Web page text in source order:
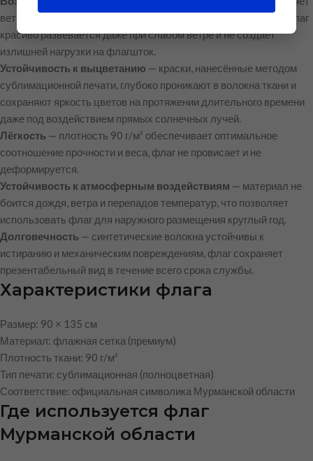
ветру свободно проходить сквозь полотно, благодаря чему флаг
красиво развевается даже при слабом ветре и не создаёт
излишней нагрузки на флагшток.
Устойчивость к выцветанию — краски, нанесённые методом
сублимационной печати, глубоко проникают в волокна ткани и
сохраняют яркость цветов на протяжении длительного времени
даже под воздействием прямых солнечных лучей.
Лёгкость — плотность 90 г/м² обеспечивает оптимальное
соотношение прочности и веса, флаг не провисает и не
деформируется.
Устойчивость к атмосферным воздействиям — материал не
боится дождя, ветра и перепадов температур, что позволяет
использовать флаг для наружного размещения круглый год.
Долговечность — синтетические волокна устойчивы к
истиранию и механическим повреждениям, флаг сохраняет
презентабельный вид в течение всего срока службы.
Характеристики флага
Размер: 90 × 135 см
Материал: флажная сетка (премиум)
Плотность ткани: 90 г/м²
Тип печати: сублимационная (полноцветная)
Соответствие: официальная символика Мурманской области
Где используется флаг
Мурманской области